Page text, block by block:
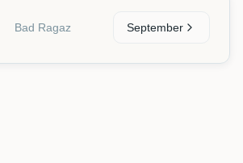
Bad Ragaz September